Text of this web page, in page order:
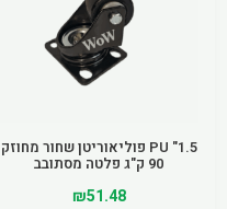
1.5" PU פוליאוריטן שחור מחוזק
90 ק"ג פלטה מסתובב
₪51.48